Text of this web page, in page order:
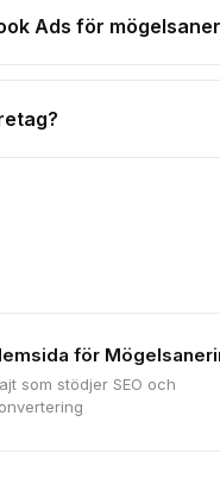
Ads för
för
som stödjer SEO och